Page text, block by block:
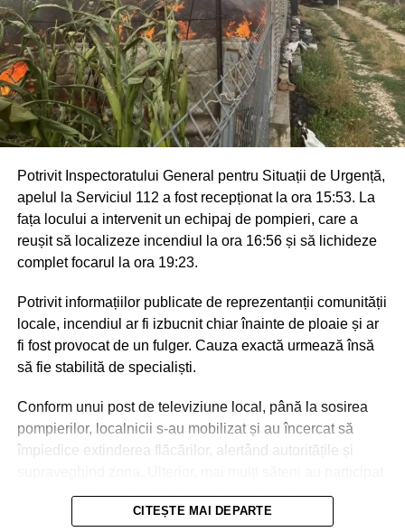
Potrivit Inspectoratului General pentru Situații de Urgență,
apelul la Serviciul 112 a fost recepționat la ora 15:53. La
fața locului a intervenit un echipaj de pompieri, care a
reușit să localizeze incendiul la ora 16:56 și să lichideze
complet focarul la ora 19:23.
Potrivit informațiilor publicate de reprezentanții comunității
locale, incendiul ar fi izbucnit chiar înainte de ploaie și ar
fi fost provocat de un fulger. Cauza exactă urmează însă
să fie stabilită de specialiști.
Conform unui post de televiziune local, până la sosirea
pompierilor, localnicii s-au mobilizat și au încercat să
împiedice extinderea flăcărilor, alertând autoritățile și
la intervenție, punând la dispoziția salvatorilor tehnică
agricolă și transportând apă pentru stingerea incendiului.
CITEȘTE MAI DEPARTE